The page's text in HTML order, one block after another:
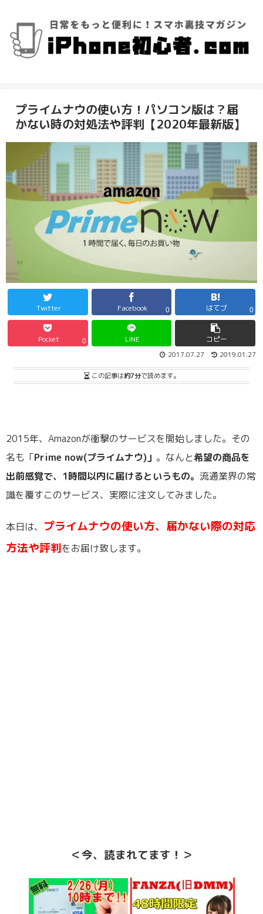
プライムナウの使い方！パソコン版は？届
かない時の対処法や評判【2020年最新版】
Twitter Facebook 0 はてブ 0
Pocket 0 LINE コピー
2019.01.27
2017.07.27
この記事は約7分で読めます。
2015年、Amazonが衝撃のサービスを開始しました。その
名も「Prime now(プライムナウ)」 。なんと希望の商品を
出前感覚で、1時間以内に届けるというもの。 流通業界の常
識を覆すこのサービス、実際に注文してみました。
本日は、 プライムナウの使い方、届かない際の対応
方法や評判をお届け致します。
＜今、読まれてます！＞